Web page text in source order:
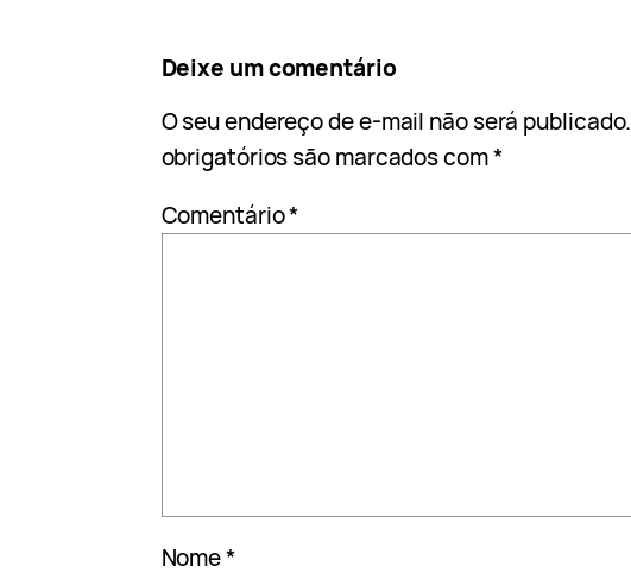
Deixe um comentário
O seu endereço de e-mail não será publicado.
obrigatórios são marcados com*
Comentário*
Nome*